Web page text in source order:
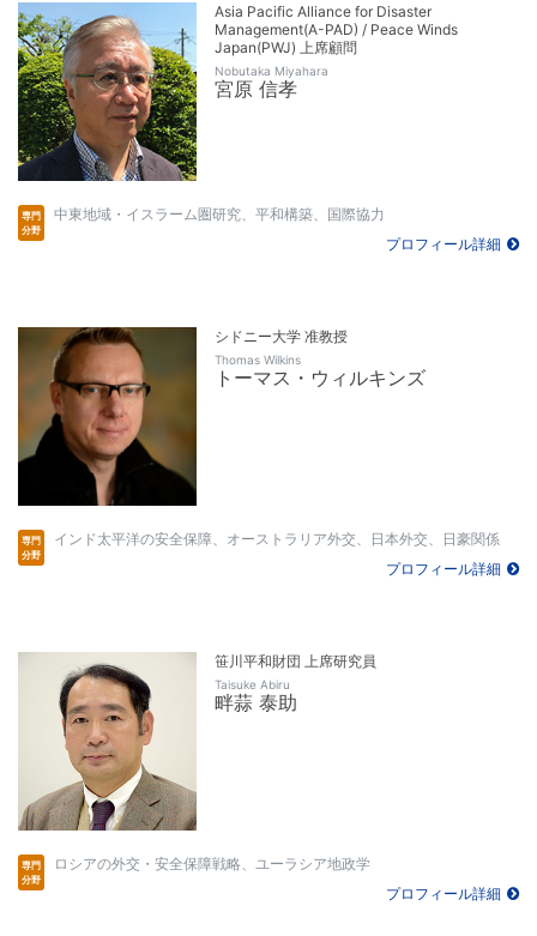
Asia Pacific Alliance for Disaster
Management(A-PAD) / Peace Winds
Japan(PWJ) 上席顧問
Nobutaka Miyahara
宮原 信孝
中東地域・イスラーム圏研究、平和構築、国際協力
プロフィール詳細
シドニー大学 准教授
Thomas Wilkins
トーマス・ウィルキンズ
インド太平洋の安全保障、オーストラリア外交、日本外交、日豪関係
プロフィール詳細
笹川平和財団 上席研究員
Taisuke Abiru
畔蒜 泰助
ロシアの外交・安全保障戦略、ユーラシア地政学
プロフィール詳細